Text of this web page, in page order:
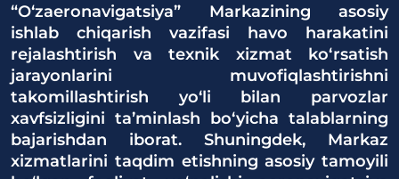
“O‘zaeronavigatsiya” Markazining asosiy
ishlab chiqarish vazifasi havo harakatini
rejalashtirish va texnik xizmat ko‘rsatish
jarayonlarini muvofiqlashtirishni
takomillashtirish yo‘li bilan parvozlar
xavfsizligini ta’minlash bo‘yicha talablarning
bajarishdan iborat. Shuningdek, Markaz
xizmatlarini taqdim etishning asosiy tamoyili